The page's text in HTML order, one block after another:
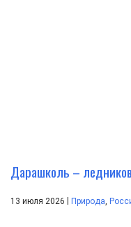
Дарашколь –
13 июля 2026 | Природа